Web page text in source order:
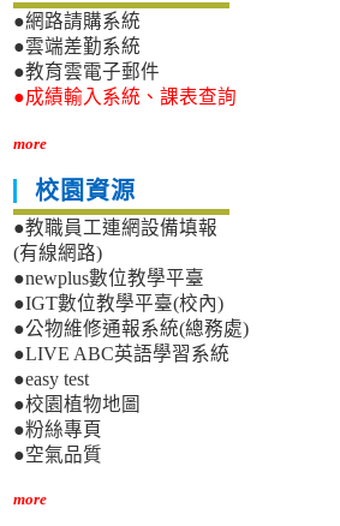
●網路請購系統
●雲端差勤系統
●教育雲電子郵件
●成績輸入系統、課表查詢
more
校園資源
●教職員工連網設備填報
(有線網路)
●newplus數位教學平臺
●IGT數位教學平臺(校內)
●公物維修通報系統(總務處)
●LIVE ABC英語學習系統
●easy test
●校園植物地圖
●粉絲專頁
●空氣品質
more